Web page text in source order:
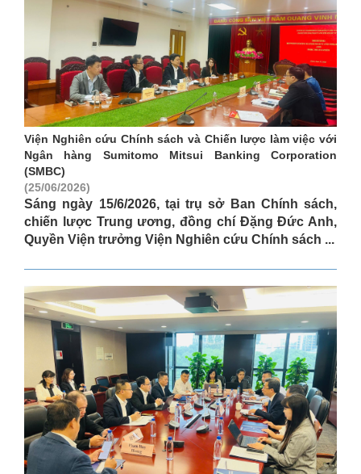
Viện Nghiên cứu Chính sách và Chiến lược làm việc với
Ngân hàng Sumitomo Mitsui Banking Corporation
(SMBC)
(25/06/2026)
Sáng ngày 15/6/2026, tại trụ sở Ban Chính sách,
chiến lược Trung ương, đồng chí Đặng Đức Anh,
Quyền Viện trưởng Viện Nghiên cứu Chính sách ...